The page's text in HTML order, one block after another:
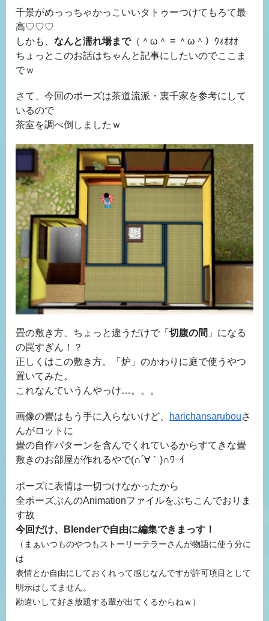
千景がめっっちゃかっこいいタトゥーつけてもろて最
高♡♡♡
しかも、 なんと濡れ場まで（＾ω＾ ≡ ＾ω＾）ｳｫｵｵｵ
ちょっとこのお話はちゃんと記事にしたいのでここま
でｗ
さて、今回のポーズは茶道流派・裏千家を参考にして
いるので
茶室を調べ倒しましたｗ
畳の敷き方、ちょっと違うだけで「 切腹の間 」になる
の罠すぎん！？
正しくはこの敷き方。「炉」のかわりに庭で使うやつ
置いてみた。
これなんていうんやっけ…。。。
画像の畳はもう手に入らないけど、 harichansarubouさ
んがロットに
畳の自作パターンを含んでくれているからすてきな畳
敷きのお部屋が作れるやで(∩´∀｀)∩ﾜｰｲ
ポーズに表情は一切つけなかったから
全ポーズぶんのAnimationファイルをぶちこんでおりま
す故
今回だけ、Blenderで自由に編集できまっす！
（まぁいつものやつもストーリーテラーさんが物語に使う分に
は
表情とか自由にしておくれって感じなんですが許可項目として
明示はしてません。
勘違いして好き放題する輩が出てくるからねｗ）